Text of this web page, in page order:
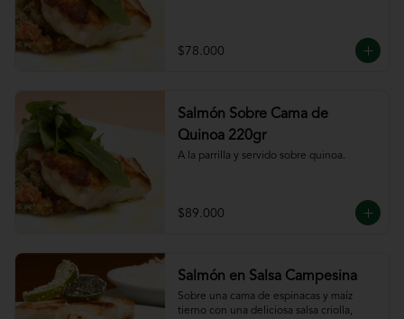
$78.000
Salmón Sobre Cama de
Quinoa 220gr
A la parrilla y servido sobre quinoa.
$89.000
Salmón en Salsa Campesina
Sobre una cama de espinacas y maíz
tierno con una deliciosa salsa criolla,